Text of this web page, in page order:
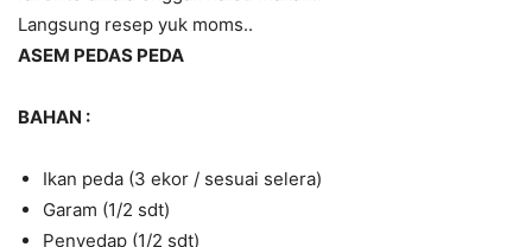
Langsung resep yuk moms..
ASEM PEDAS PEDA
BAHAN :
Ikan peda (3 ekor / sesuai selera)
Garam (1/2 sdt)
Penyedap (1/2 sdt)